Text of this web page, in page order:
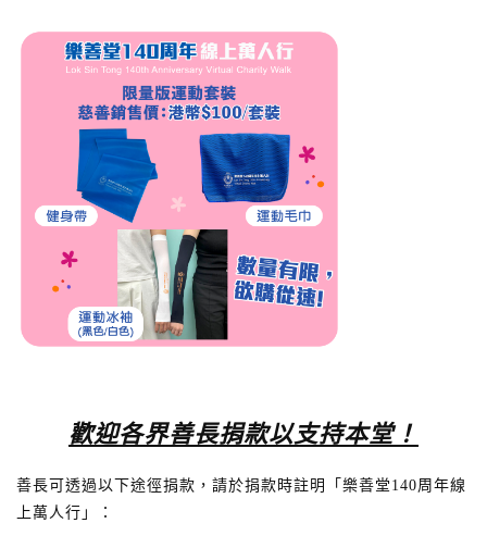
歡迎各界善長捐款以支持本堂！
善長可透過以下途徑捐款，請於捐款時註明「樂善堂140周年線
上萬人行」：